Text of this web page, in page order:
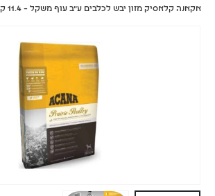
אקאנה קלאסיק מזון יבש לכלבים ע"ב עוף משקל – 11.4 ק"ג